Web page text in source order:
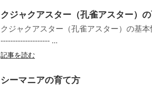
クジャクアスター（孔雀アスター）
クジャクアスター（孔雀アスター）の基
-------------------- ...
記事を読む
シーマニアの育て方